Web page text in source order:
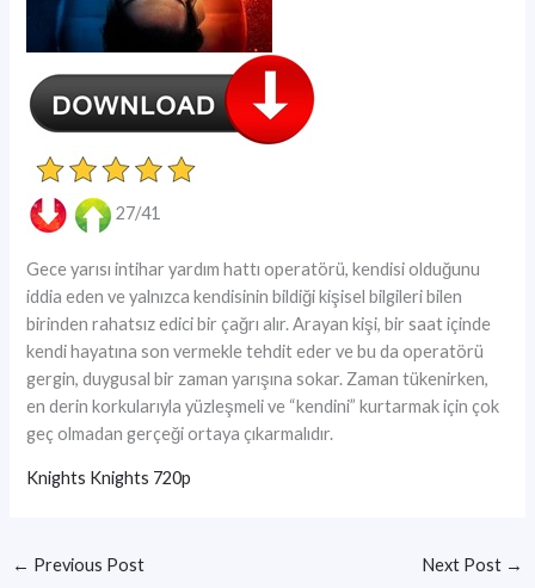
27/41
Gece yarısı intihar yardım hattı operatörü, kendisi olduğunu
iddia eden ve yalnızca kendisinin bildiği kişisel bilgileri bilen
birinden rahatsız edici bir çağrı alır. Arayan kişi, bir saat içinde
kendi hayatına son vermekle tehdit eder ve bu da operatörü
gergin, duygusal bir zaman yarışına sokar. Zaman tükenirken,
en derin korkularıyla yüzleşmeli ve “kendini” kurtarmak için çok
geç olmadan gerçeği ortaya çıkarmalıdır.
Knights Knights 720p
← Previous Post Next Post →